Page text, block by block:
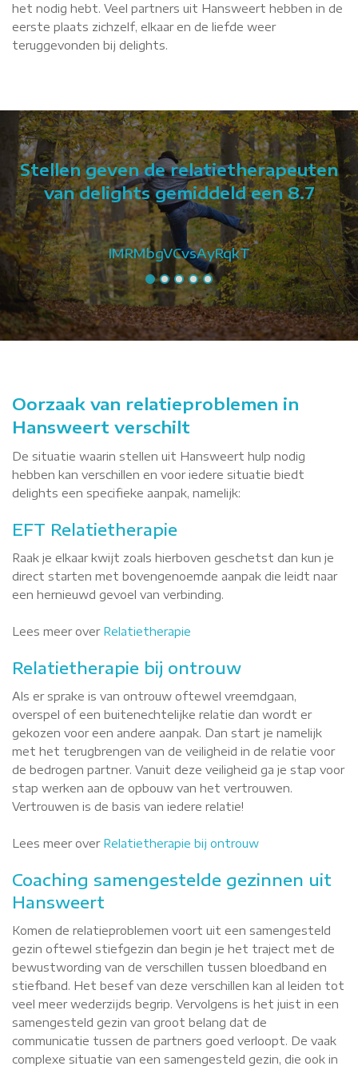
het nodig hebt. Veel partners uit Hansweert hebben in de
eerste plaats zichzelf, elkaar en de liefde weer
teruggevonden bij delights.
Stellen geven de relatietherapeuten
van delights gemiddeld een 8.7
IMRMbgVCvsAyRqkT
Oorzaak van relatieproblemen in
Hansweert verschilt
De situatie waarin stellen uit Hansweert hulp nodig
hebben kan verschillen en voor iedere situatie biedt
delights een specifieke aanpak, namelijk:
EFT Relatietherapie
Raak je elkaar kwijt zoals hierboven geschetst dan kun je
direct starten met bovengenoemde aanpak die leidt naar
een hernieuwd gevoel van verbinding.
Lees meer over Relatietherapie
Relatietherapie bij ontrouw
Als er sprake is van ontrouw oftewel vreemdgaan,
overspel of een buitenechtelijke relatie dan wordt er
gekozen voor een andere aanpak. Dan start je namelijk
met het terugbrengen van de veiligheid in de relatie voor
de bedrogen partner. Vanuit deze veiligheid ga je stap voor
stap werken aan de opbouw van het vertrouwen.
Vertrouwen is de basis van iedere relatie!
Lees meer over Relatietherapie bij ontrouw
Coaching samengestelde gezinnen uit
Hansweert
Komen de relatieproblemen voort uit een samengesteld
gezin oftewel stiefgezin dan begin je het traject met de
bewustwording van de verschillen tussen bloedband en
stiefband. Het besef van deze verschillen kan al leiden tot
veel meer wederzijds begrip. Vervolgens is het juist in een
samengesteld gezin van groot belang dat de
communicatie tussen de partners goed verloopt. De vaak
complexe situatie van een samengesteld gezin, die ook in